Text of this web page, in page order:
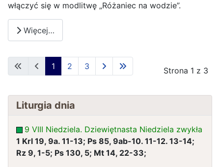
Liturgia dnia
9 VIII Niedziela. Dziewiętnasta Niedziela zwykła
1 Krl 19, 9a. 11-13; Ps 85, 9ab-10. 11-12. 13-14;
Rz 9, 1-5; Ps 130, 5; Mt 14, 22-33;
włączyć się w modlitwę „Różaniec na wodzie”.
Więcej…
Strona 1 z 3
1 2 3